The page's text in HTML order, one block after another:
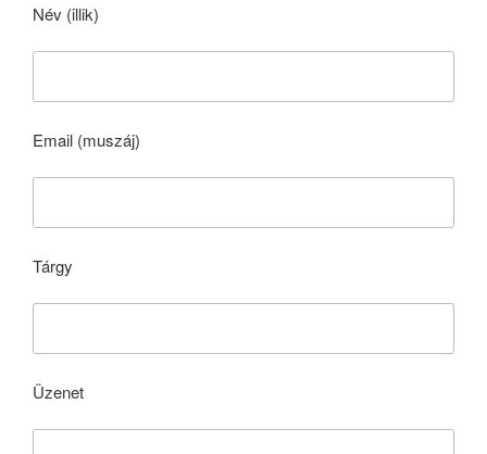
Név (illik)
Email (muszáj)
Tárgy
Üzenet